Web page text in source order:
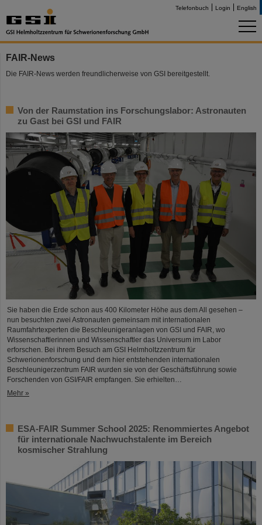
Telefonbuch Login English
FAIR-News
Die FAIR-News werden freundlicherweise von GSI bereitgestellt.
Von der Raumstation ins Forschungslabor: Astronauten
zu Gast bei GSI und FAIR
Sie haben die Erde schon aus 400 Kilometer Höhe aus dem All gesehen –
nun besuchten zwei Astronauten gemeinsam mit internationalen
Raumfahrtexperten die Beschleunigeranlagen von GSI und FAIR, wo
Wissenschaftlerinnen und Wissenschaftler das Universum im Labor
erforschen. Bei ihrem Besuch am GSI Helmholtzzentrum für
Schwerionenforschung und dem hier entstehenden internationalen
Beschleunigerzentrum FAIR wurden sie von der Geschäftsführung sowie
Forschenden von GSI/FAIR empfangen. Sie erhielten…
Mehr »
ESA-FAIR Summer School 2025: Renommiertes Angebot
für internationale Nachwuchstalente im Bereich
kosmischer Strahlung